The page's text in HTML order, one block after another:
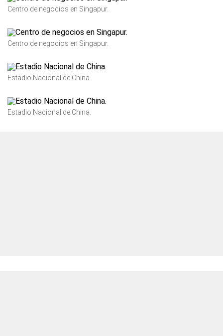
Centro de negocios en Singapur.
Centro de negocios en Singapur.
Estadio Nacional de China.
Estadio Nacional de China.